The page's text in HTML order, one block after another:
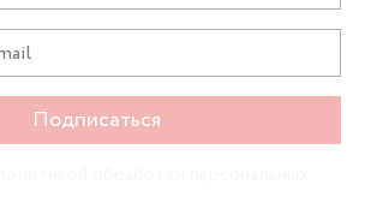
Подписаться